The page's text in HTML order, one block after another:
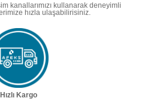
kanallarımızı kullanarak deneyimli
hızla ulaşabilirisiniz.
Hızlı Kargo